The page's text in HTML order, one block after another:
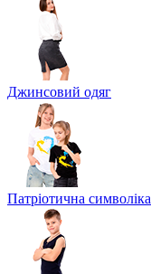
Джинсовий одяг
Патріотична символіка